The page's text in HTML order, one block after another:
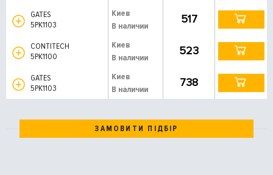
GATES
5PK1103
Киев
В наличии
517
CONTITECH
5PK1100
Киев
В наличии
523
GATES
5PK1103
Киев
В наличии
738
ЗАМОВИТИ ПІДБІР